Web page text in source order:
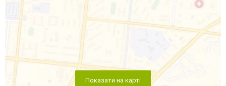
Показати на карті